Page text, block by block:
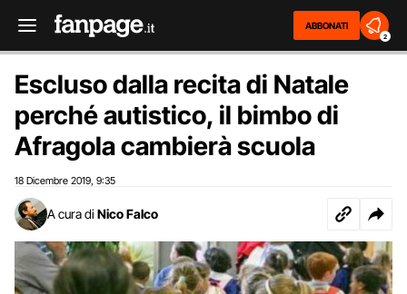
ABBONATI
2
Escluso dalla recita di Natale
perché autistico, il bimbo di
Afragola cambierà scuola
18 Dicembre 2019 9:35
A cura di Nico Falco